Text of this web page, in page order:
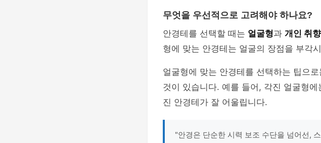
무엇을 우선적으로 고려해야 하나요?
안경테를 선택할 때는 얼굴형과 개인 취향
형에 맞는 안경테는 얼굴의 장점을 부각
얼굴형에 맞는 안경테를 선택하는 팁으
것이 있습니다. 예를 들어, 각진 얼굴형
진 안경테가 잘 어울립니다.
"안경은 단순한 시력 보조 수단을 넘어선,